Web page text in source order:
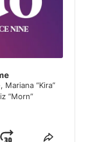
“Kira”
“Morn”